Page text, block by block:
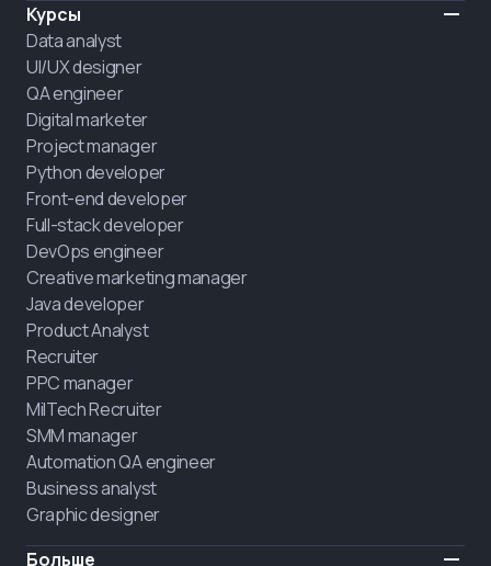
Курсы
Data analyst
UI/UX designer
QA engineer
Digital marketer
Project manager
Python developer
Front-end developer
Full-stack developer
DevOps engineer
Creative marketing manager
Java developer
Product Analyst
Recruiter
PPC manager
MilTech Recruiter
SMM manager
Automation QA engineer
Business analyst
Graphic designer
Больше